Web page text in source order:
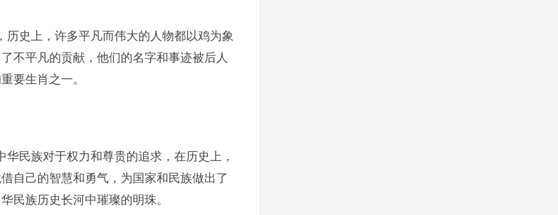
史上，许多平凡而伟大的人物都以鸡为象
不平凡的贡献，他们的名字和事迹被后人
要生肖之一。
民族对于权力和尊贵的追求，在历史上，
自己的智慧和勇气，为国家和民族做出了
民族历史长河中璀璨的明珠。